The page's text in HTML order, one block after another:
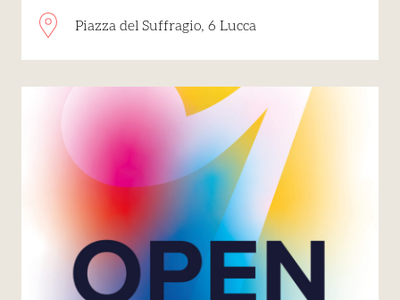
Piazza del Suffragio, 6 Lucca